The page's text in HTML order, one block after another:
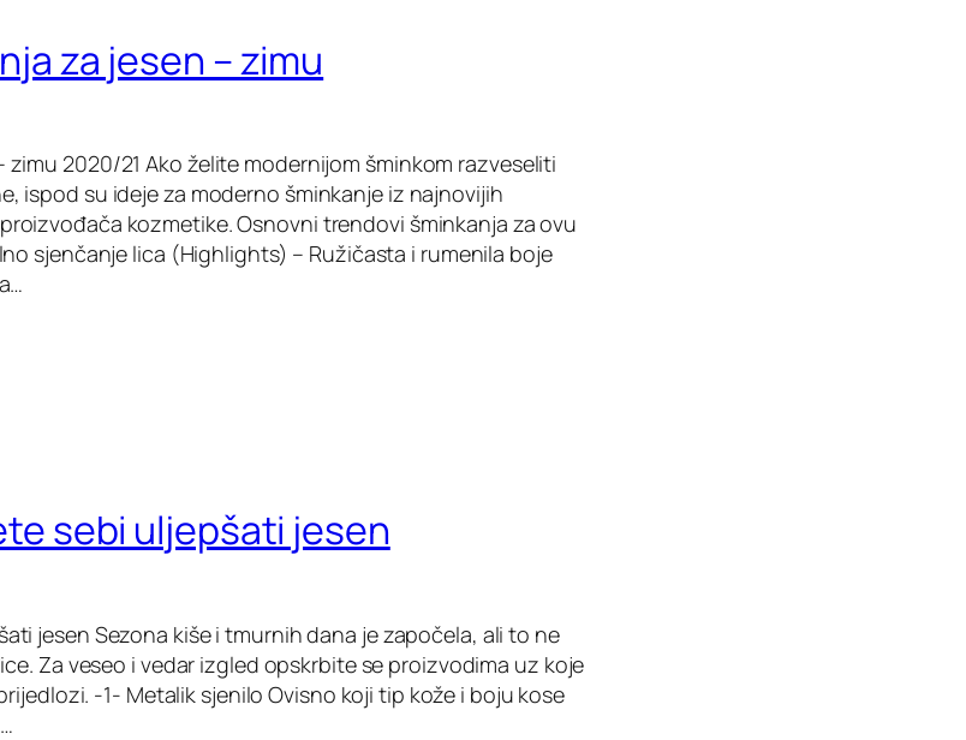
za jesen – zimu
zimu 2020/21 Ako želite modernijom šminkom razveseliti
ispod su ideje za moderno šminkanje iz najnovijih
kozmetike. Osnovni trendovi šminkanja za ovu
sjenčanje lica (Highlights) – Ružičasta i rumenila boje
sebi uljepšati jesen
jesen Sezona kiše i tmurnih dana je započela, ali to ne
Za veseo i vedar izgled opskrbite se proizvodima uz koje
-1- Metalik sjenilo Ovisno koji tip kože i boju kose